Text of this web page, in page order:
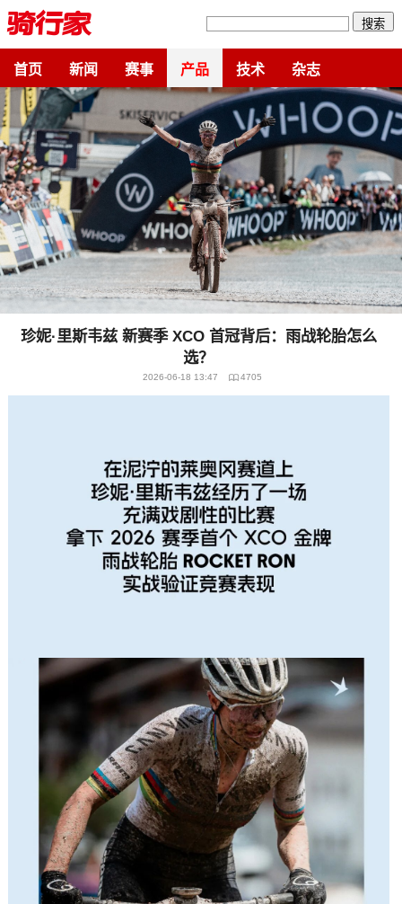
搜索
首页 新闻 赛事 产品 技术 杂志
珍妮·里斯韦兹 新赛季 XCO 首冠背后：雨战轮胎怎么
选？
2026-06-18 13:47 4705